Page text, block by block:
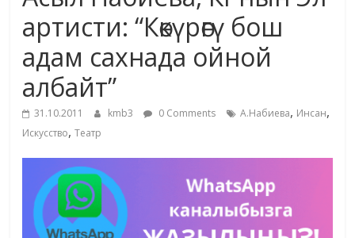
жана
адабияты
артисти: “Көкүрөгү бош
адам сахнада ойной
албайт”
31.10.2011 kmb3 0 Comments А.Набиева, Инсан,
Искусство,Театр